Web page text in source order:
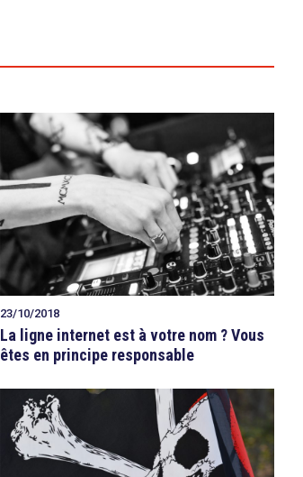
23/10/2018
La ligne internet est à votre nom ? Vous
êtes en principe responsable